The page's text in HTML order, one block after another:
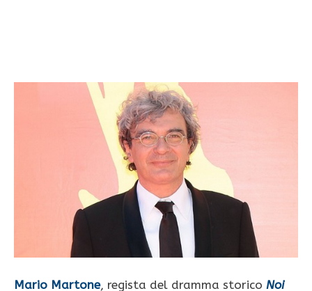
Mario Martone, regista del dramma storico Noi